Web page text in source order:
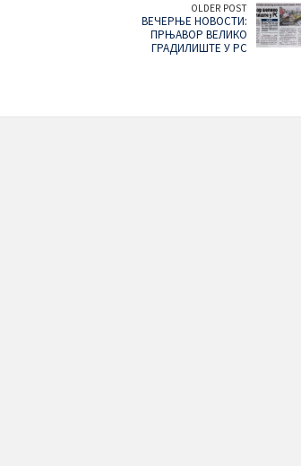
OLDER POST
ВЕЧЕРЊЕ НОВОСТИ:
ПРЊАВОР ВЕЛИКО
ГРАДИЛИШТЕ У РС